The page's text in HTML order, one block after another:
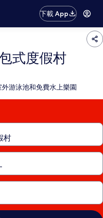
下載 App
式度假村
游泳池和免費水上樂園